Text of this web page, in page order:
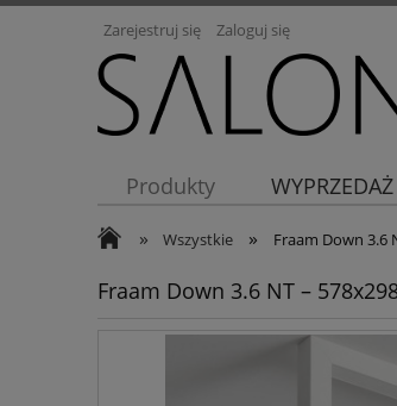
Zarejestruj się Zaloguj się
Produkty WYPRZEDAŻ
» Wszystkie » Fraam Down 3.6
Fraam Down 3.6 NT –